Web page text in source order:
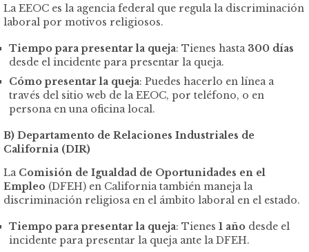
La EEOC es la agencia federal que regula la discriminación
laboral por motivos religiosos.
Tiempo para presentar la queja: Tienes hasta 300 días
desde el incidente para presentar la queja.
Cómo presentar la queja: Puedes hacerlo en línea a
través del sitio web de la EEOC, por teléfono, o en
persona en una oficina local.
B) Departamento de Relaciones Industriales de
California (DIR)
La Comisión de Igualdad de Oportunidades en el
Empleo (DFEH) en California también maneja la
discriminación religiosa en el ámbito laboral en el estado.
Tiempo para presentar la queja: Tienes 1 año desde el
incidente para presentar la queja ante la DFEH.